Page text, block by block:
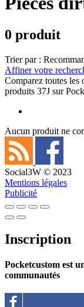
0 produit
Trier par :
Affiner votre
Comparez toutes les
produits 37J sur
Aucun produit ne
Social3W © 2023
Mentions légales
Publicité
Inscription
Pocketcustom est
communautés